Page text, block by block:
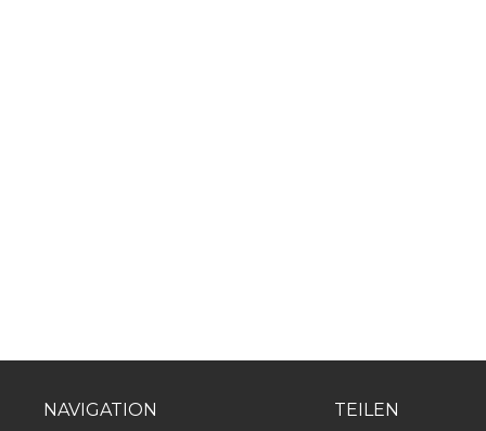
NAVIGATION TEILEN